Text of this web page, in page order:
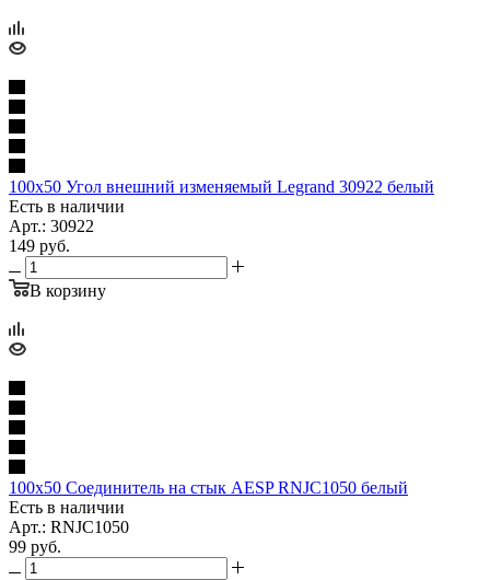
100x50 Угол внешний изменяемый Legrand 30922 белый
Есть в наличии
Арт.: 30922
149 руб.
В корзину
100x50 Соединитель на стык AESP RNJC1050 белый
Есть в наличии
Арт.: RNJC1050
99 руб.